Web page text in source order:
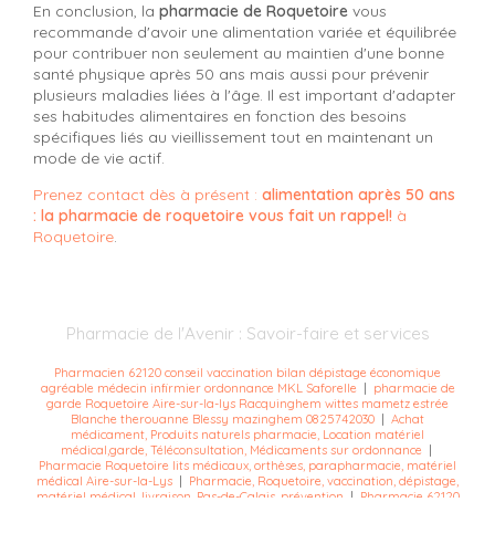
En conclusion, la pharmacie de Roquetoire vous
recommande d'avoir une alimentation variée et équilibrée
pour contribuer non seulement au maintien d'une bonne
santé physique après 50 ans mais aussi pour prévenir
plusieurs maladies liées à l'âge. Il est important d'adapter
ses habitudes alimentaires en fonction des besoins
spécifiques liés au vieillissement tout en maintenant un
mode de vie actif.
Prenez contact dès à présent : alimentation après 50 ans
: la pharmacie de roquetoire vous fait un rappel! à
Roquetoire.
Pharmacie de l'Avenir : Savoir-faire et services
Pharmacien 62120 conseil vaccination bilan dépistage économique
agréable médecin infirmier ordonnance MKL Saforelle|
pharmacie de
garde Roquetoire Aire-sur-la-lys Racquinghem wittes mametz estrée
Blanche therouanne Blessy mazinghem 0825742030
Achat
médicament, Produits naturels pharmacie, Location matériel
médical,garde, Téléconsultation, Médicaments sur ordonnance|
Pharmacie Roquetoire lits médicaux, orthèses, parapharmacie, matériel
médical Aire-sur-la-Lys
Pharmacie, Roquetoire, vaccination, dépistage,
matériel médical, livraison, Pas-de-Calais, prévention | Pharmacie 62120